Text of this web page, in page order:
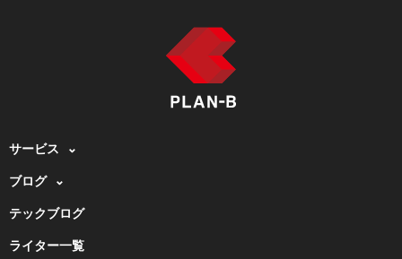
サービス
ブログ
テックブログ
ライター一覧